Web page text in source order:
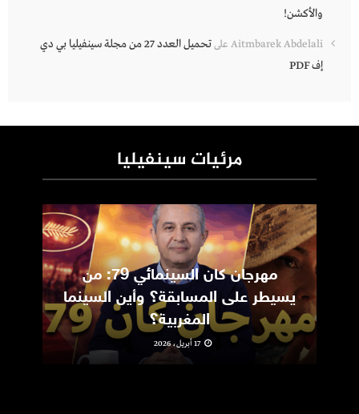
والأكشن!
Aitmbarek Abdelali على
تحميل العدد 27 من مجلة سينفيليا بي دي
إف PDF
مرئيات سينفيليا
مهرجان كان السينمائي 79: من
يسيطر على المسابقة؟ وأين السينما
المغربية؟
17 أبريل، 2026